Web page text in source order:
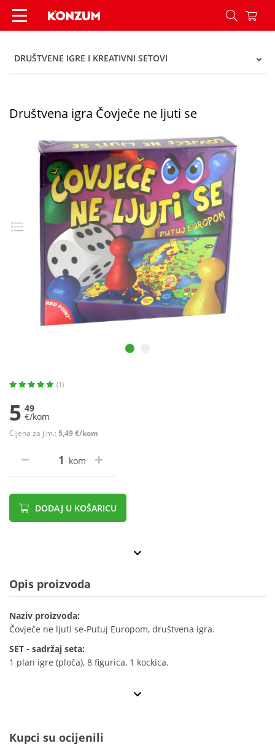
Društvena igra Čovječe ne ljuti se - Konzum
DRUŠTVENE IGRE I KREATIVNI SETOVI
Društvena igra Čovječe ne ljuti se
(1)
5 49
€/kom
Cijena za j.m.: 5,49 €/kom
kom
DODAJ U KOŠARICU
Opis proizvoda
Naziv proizvoda:
Čovječe ne ljuti se-Putuj Europom, društvena igra.
SET - sadržaj seta:
1 plan igre (ploča), 8 figurica, 1 kockica.
Kupci su ocijenili